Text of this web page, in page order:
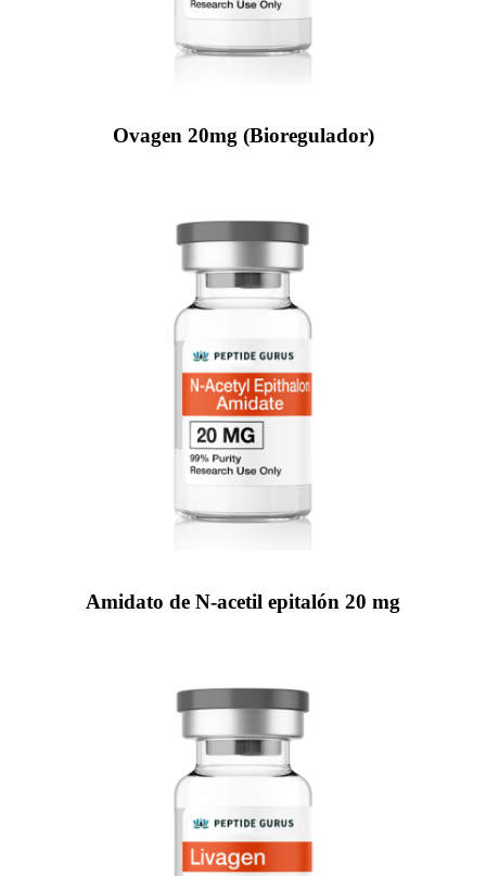
Ovagen 20mg (Bioregulador)
Amidato de N-acetil epitalón 20 mg